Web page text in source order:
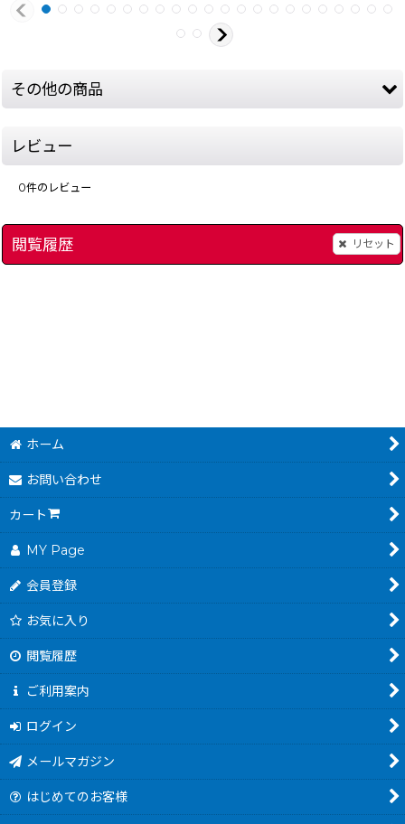
その他の商品
レビュー
0件のレビュー
閲覧履歴 リセット
ホーム
お問い合わせ
カート
MY Page
会員登録
お気に入り
閲覧履歴
ご利用案内
ログイン
メールマガジン
はじめてのお客様